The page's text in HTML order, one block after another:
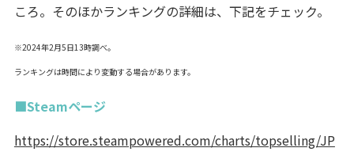
ころ。そのほかランキングの詳細は、下記をチェック。
※2024年2月5日13時調べ。
ランキングは時間により変動する場合があります。
■Steamページ
https://store.steampowered.com/charts/topselling/JP